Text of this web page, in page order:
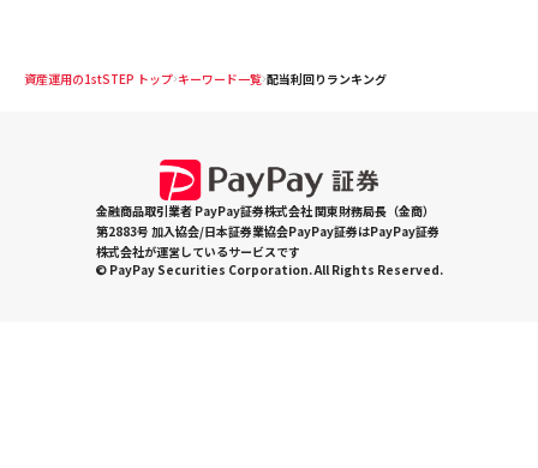
資産運用の1stSTEP トップ キーワード一覧 配当利回りランキング
金融商品取引業者 PayPay証券株式会社 関東財務局長（金商）
第2883号 加入協会/日本証券業協会PayPay証券はPayPay証券
株式会社が運営しているサービスです
© PayPay Securities Corporation. All Rights Reserved.